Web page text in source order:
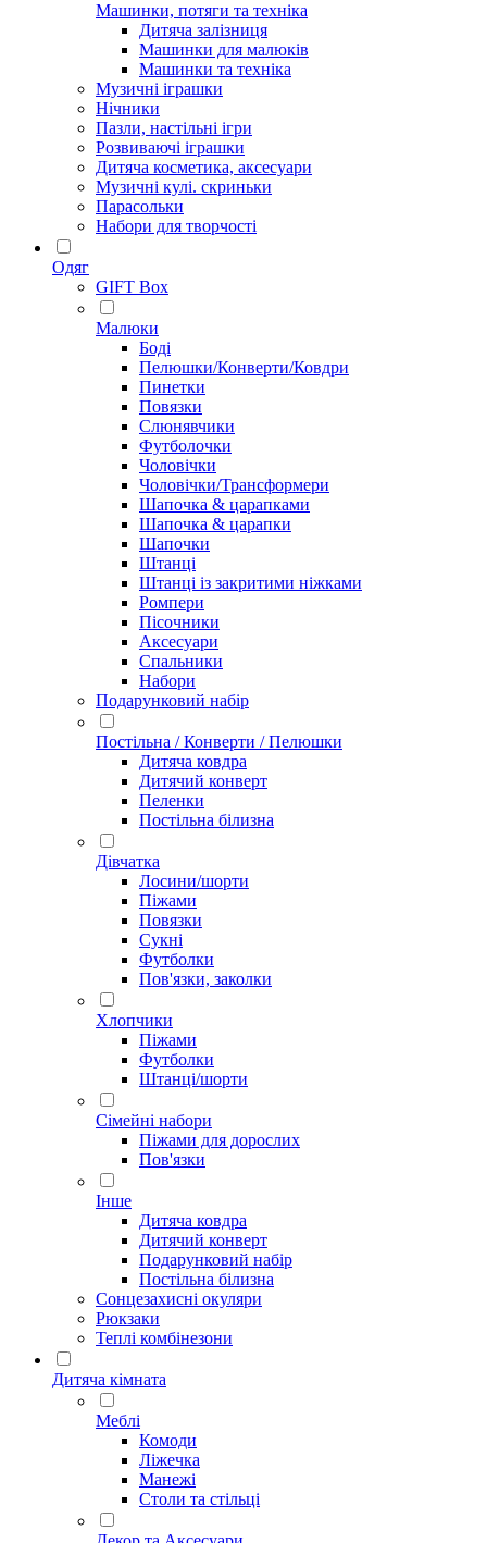
Машинки, потяги та техніка
Дитяча залізниця
Машинки для малюків
Машинки та техніка
Музичні іграшки
Нічники
Пазли, настільні ігри
Розвиваючі іграшки
Дитяча косметика, аксесуари
Музичні кулі. скриньки
Парасольки
Набори для творчості
Одяг
GIFT Box
Малюки
Боді
Пелюшки/Конверти/Ковдри
Пинетки
Повязки
Слюнявчики
Футболочки
Чоловічки
Чоловічки/Трансформери
Шапочка & царапками
Шапочка & царапки
Шапочки
Штанці
Штанці із закритими ніжками
Ромпери
Пісочники
Аксесуари
Спальники
Набори
Подарунковий набір
Постільна / Конверти / Пелюшки
Дитяча ковдра
Дитячий конверт
Пеленки
Постільна білизна
Дівчатка
Лосини/шорти
Піжами
Повязки
Сукні
Футболки
Пов'язки, заколки
Хлопчики
Піжами
Футболки
Штанці/шорти
Сімейні набори
Піжами для дорослих
Пов'язки
Інше
Дитяча ковдра
Дитячий конверт
Подарунковий набір
Постільна білизна
Сонцезахисні окуляри
Рюкзаки
Теплі комбінезони
Дитяча кімната
Меблі
Комоди
Ліжечка
Манежі
Столи та стільці